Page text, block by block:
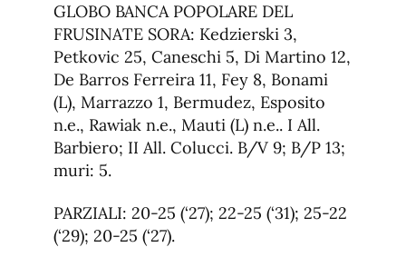
GLOBO BANCA POPOLARE DEL
FRUSINATE SORA: Kedzierski 3,
Petkovic 25, Caneschi 5, Di Martino 12,
De Barros Ferreira 11, Fey 8, Bonami
(L), Marrazzo 1, Bermudez, Esposito
n.e., Rawiak n.e., Mauti (L) n.e.. I All.
Barbiero; II All. Colucci. B/V 9; B/P 13;
muri: 5.
PARZIALI: 20-25 (‘27); 22-25 (‘31); 25-22
(‘29); 20-25 (‘27).